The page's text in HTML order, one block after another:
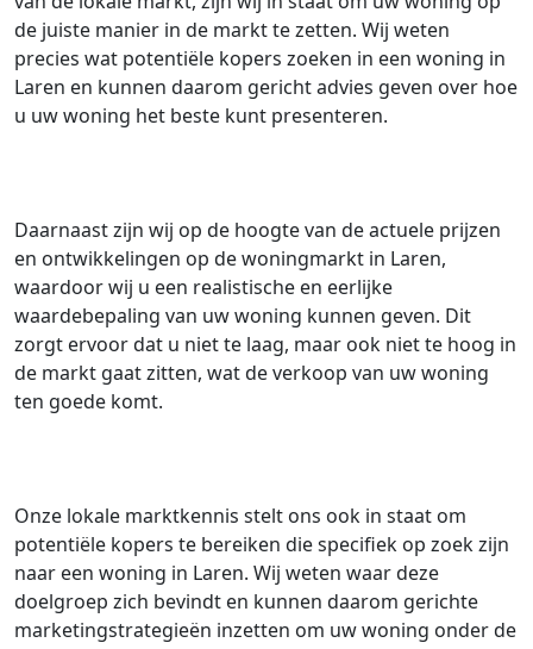
de juiste manier in de markt te zetten. Wij weten
precies wat potentiële kopers zoeken in een woning in
Laren en kunnen daarom gericht advies geven over hoe
u uw woning het beste kunt presenteren.
Daarnaast zijn wij op de hoogte van de actuele prijzen
en ontwikkelingen op de woningmarkt in Laren,
waardoor wij u een realistische en eerlijke
waardebepaling van uw woning kunnen geven. Dit
zorgt ervoor dat u niet te laag, maar ook niet te hoog in
de markt gaat zitten, wat de verkoop van uw woning
ten goede komt.
Onze lokale marktkennis stelt ons ook in staat om
potentiële kopers te bereiken die specifiek op zoek zijn
naar een woning in Laren. Wij weten waar deze
doelgroep zich bevindt en kunnen daarom gerichte
marketingstrategieën inzetten om uw woning onder de